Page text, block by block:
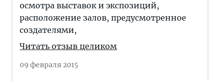
осмотра выставок и экспозиций,
расположение залов, предусмотренное
создателями,
Читать отзыв целиком
09 февраля 2015